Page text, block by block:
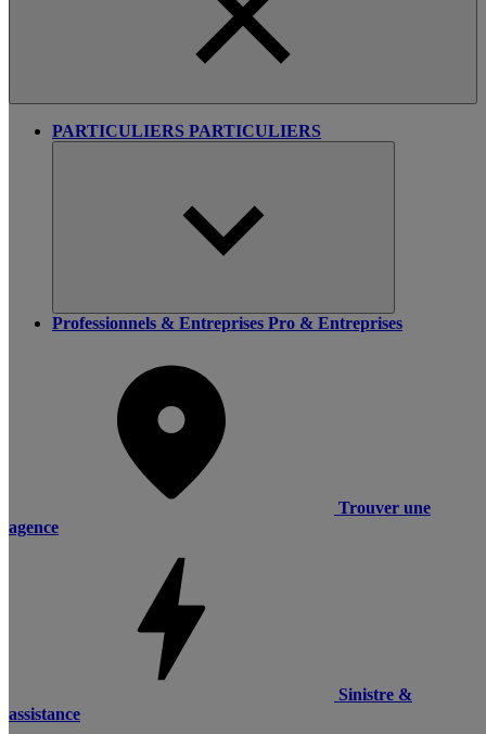
PARTICULIERS PARTICULIERS
Professionnels & Entreprises Pro & Entreprises
Trouver une
agence
Sinistre &
assistance